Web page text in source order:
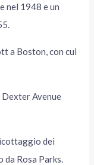
nel 1948 e un
a Boston, con cui
Avenue
dei
Rosa Parks.